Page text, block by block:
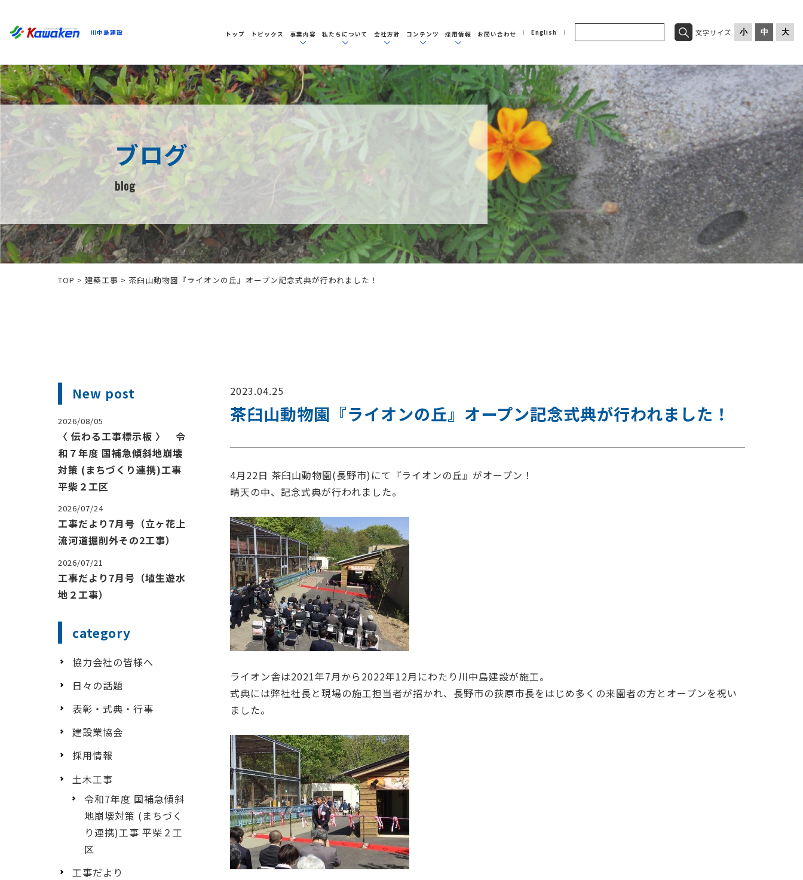
川中島建設 トップ トピックス 事業内容 私たちについて 会社方針 コンテンツ 採用情報 お問い合わせ English 文字サイズ 小 中 大
ブログ
blog
TOP > 建築工事 > 茶臼山動物園『ライオンの丘』オープン記念式典が行われました！
2023.04.25
茶臼山動物園『ライオンの丘』オープン記念式典が行われました！
4月22日 茶臼山動物園(長野市)にて『ライオンの丘』がオープン！
晴天の中、記念式典が行われました。
ライオン舎は2021年7月から2022年12月にわたり川中島建設が施工。
式典には弊社社長と現場の施工担当者が招かれ、長野市の荻原市長をはじめ多くの来園者の方とオープンを祝い
ました。
New post
2026/08/05
〈 伝わる工事標示板 〉 令
和７年度 国補急傾斜地崩壊
対策 (まちづくり連携)工事
平柴２工区
2026/07/24
工事だより7月号（立ヶ花上
流河道掘削外その2工事）
2026/07/21
工事だより7月号（埴生遊水
地２工事）
category
協力会社の皆様へ
日々の話題
表彰・式典・行事
建設業協会
採用情報
土木工事
令和7年度 国補急傾斜
地崩壊対策 (まちづく
り連携)工事 平柴２工
区
工事だより